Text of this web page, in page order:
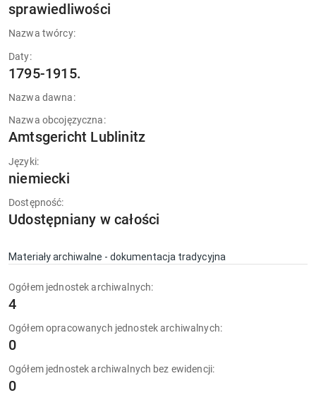
sprawiedliwości
Nazwa twórcy:
Daty:
1795-1915.
Nazwa dawna:
Nazwa obcojęzyczna:
Amtsgericht Lublinitz
Języki:
niemiecki
Dostępność:
Udostępniany w całości
Materiały archiwalne - dokumentacja tradycyjna
Ogółem jednostek archiwalnych:
4
Ogółem opracowanych jednostek archiwalnych:
0
Ogółem jednostek archiwalnych bez ewidencji:
0